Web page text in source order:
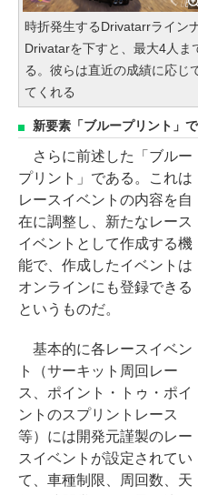
時折発生するDrivatarrライン
Drivatarを下すと、最大4人ま
る。彼らは直近の成績に応じ
てくれる
新要素「ブループリント」
さらに前述した「ブルー
プリント」である。これは
レースイベントの内容を自
在に調整し、新たなレース
イベントとして作成する機
能で、作成したイベントは
オンラインにも登録できる
というものだ。
基本的に各レースイベン
ト（サーキット周回レー
ス、ポイント・トゥ・ポイ
ントのスプリントレース
等）には開発元謹製のレー
スイベントが設定されてい
て、車種制限、周回数、天